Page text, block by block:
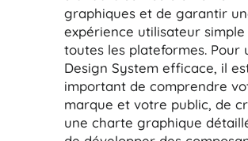
graphiques et de garantir
expérience utilisateur simple
toutes les plateformes. Pour
Design System efficace, il
important de comprendre
marque et votre public, de
une charte graphique